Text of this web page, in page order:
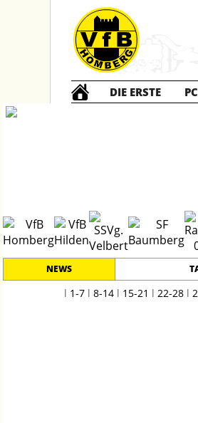
DIE ERSTE
NEWS
l 1-7 l 8-14 l 15-21 l 22-28 l